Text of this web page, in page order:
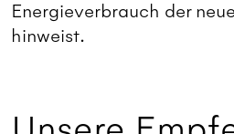
Energieverbrauch der
hinweist.